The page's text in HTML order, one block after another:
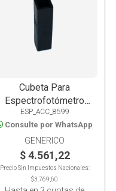
Cubeta Para
Espectrofotómetro
Negra
ESP_ACC_8599
Consulte por WhatsApp
GENERICO
$ 4.561,22
Precio Sin Impuestos Nacionales:
$3.769,60